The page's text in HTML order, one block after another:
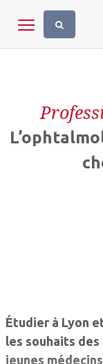
Toggle
Étudier à Lyon
les souhaits des
jeunes médecins
Panneau de gestion